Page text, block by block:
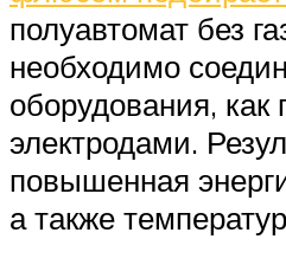
полуавтомат без
необходимо
оборудования, как
электродами.
повышенная
а также